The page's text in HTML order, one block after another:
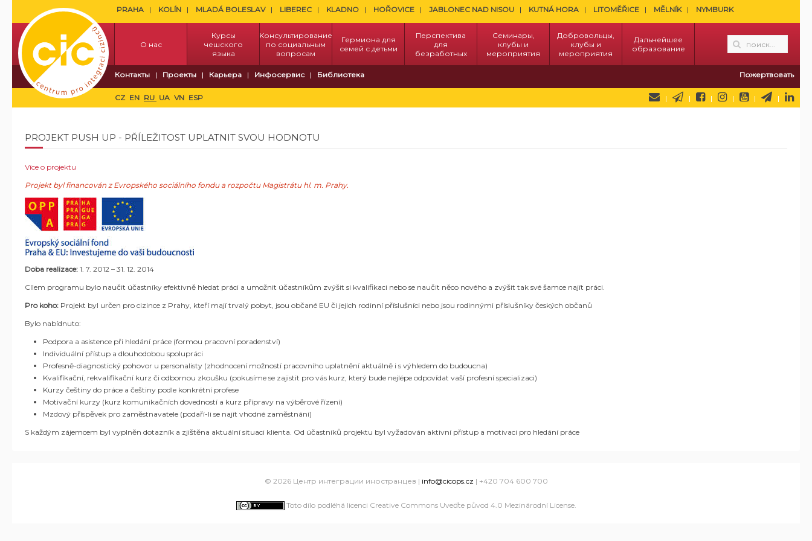
PRAHA KOLÍN MLADÁ BOLESLAV LIBEREC KLADNO HOŘOVICE JABLONEC NAD NISOU KUTNÁ HORA LITOMĚŘICE MĚLNÍK NYMBURK
О нас
Курсы
чешского
языка
Kонсультирование
по социальным
вопросам
Гермиона для
семей с детьми
Перспектива
для
безработных
Семинары,
клубы и
мероприятия
Добровольцы,
клубы и
мероприятия
Дальнейшее
образование
Контакты Проекты Карьера Инфосервис Библиотека Пожертвовать
CZ EN RU UA VN ESP
PROJEKT PUSH UP - PŘÍLEŽITOST UPLATNIT SVOU HODNOTU
Více o projektu
Projekt byl financován z Evropského sociálního fondu a rozpočtu Magistrátu hl. m. Prahy.
Doba realizace: 1. 7. 2012 – 31. 12. 2014
Cílem programu bylo naučit účastníky efektivně hledat práci a umožnit účastníkům zvýšit si kvalifikaci nebo se naučit něco nového a zvýšit tak své šamce najít práci.
Pro koho: Projekt byl určen pro cizince z Prahy, kteří mají trvalý pobyt, jsou občané EU či jejich rodinní příslušníci nebo jsou rodinnými příslušníky českých občanů
Bylo nabídnuto:
Podpora a asistence při hledání práce (formou pracovní poradenství)
Individuální přístup a dlouhodobou spolupráci
Profesně-diagnostický pohovor u personalisty (zhodnocení možností pracovního uplatnění aktuálně i s výhledem do budoucna)
Kvalifikační, rekvalifikační kurz či odbornou zkoušku (pokusíme se zajistit pro vás kurz, který bude nejlépe odpovídat vaší profesní specializaci)
Kurzy češtiny do práce a češtiny podle konkrétní profese
Motivační kurzy (kurz komunikačních dovedností a kurz přípravy na výběrové řízení)
Mzdový příspěvek pro zaměstnavatele (podaří-li se najít vhodné zaměstnání)
S každým zájemcem byl vyplněn dotazník a zjištěna aktuální situaci klienta. Od účastníků projektu byl vyžadován aktivní přístup a motivaci pro hledání práce
© 2026 Центр интеграции иностранцев | info@cicops.cz | +420 704 600 700
Toto dílo podléhá licenci Creative Commons Uveďte původ 4.0 Mezinárodní License.